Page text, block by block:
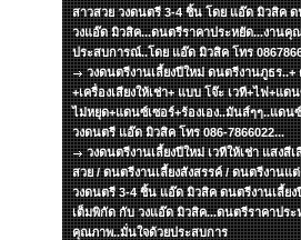
สาวสวย วงดนตรี 3-4 ชิ้น โดย แอ๊ด มิวสิค ด
วงแอ๊ด มิวสิค...ดนตรีราคาประหยัด...งานคุ
ประสบการณ์..โดย แอ๊ด มิวสิค โทร
วงดนตรีงานเลี้ยงปีใหม่ ดนตรีงานภูธร
+เครื่องเสียงให้เช่า+ แบบ โจ๊ะ เวที+ไฟ+แ
ไม่หยุด+แดนซ์เซอร์+ร้องเอง..มันส์ๆๆ..แดน
วงดนตรี แอ๊ด มิวสิค โทร 086-7866022...
วงดนตรีงานเลี้ยงปีใหม่ เวทีให้เช่า แสงสี
สวย / ดนตรีงานเลี้ยงสังสรรค์ / ดนตรีงานแ
วงดนตรี 3-4 ชิ้น แอ๊ด มิวสิค ดนตรีงานเลี้ย
เต็มพิกัด กับ วงแอ๊ด มิวสิค...ดนตรีราคาประ
คุณภาพ..มั่นใจด้วยประสบการ